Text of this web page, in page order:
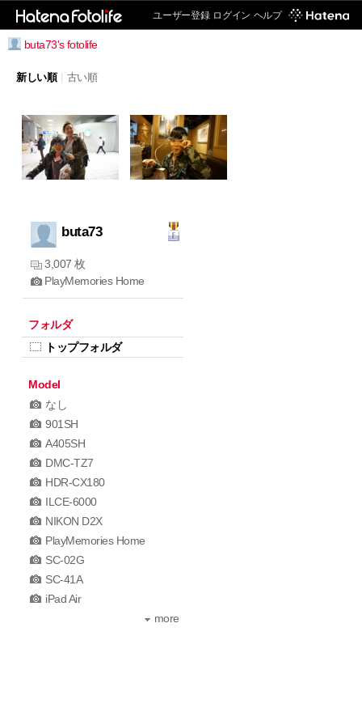
ユーザー登録 ログイン ヘルプ
buta73's fotolife
新しい順 古い順
buta73
3,007 枚
PlayMemories Home
フォルダ
トップフォルダ
Model
なし
901SH
A405SH
DMC-TZ7
HDR-CX180
ILCE-6000
NIKON D2X
PlayMemories Home
SC-02G
SC-41A
iPad Air
more